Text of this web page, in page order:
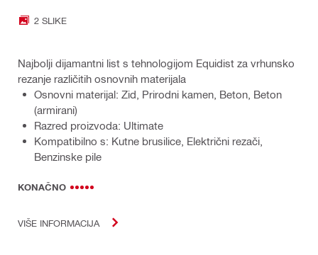
2 SLIKE
Najbolji dijamantni list s tehnologijom Equidist za vrhunsko
rezanje različitih osnovnih materijala
Osnovni materijal: Zid, Prirodni kamen, Beton, Beton
(armirani)
Razred proizvoda: Ultimate
Kompatibilno s: Kutne brusilice, Električni rezači,
Benzinske pile
KONAČNO
VIŠE INFORMACIJA